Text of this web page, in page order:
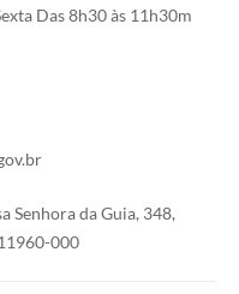
Das 8h30 às 11h30m
Senhora da Guia, 348,
000